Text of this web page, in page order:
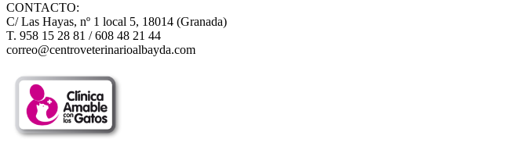
CONTACTO:
C/ Las Hayas, nº 1 local 5, 18014 (Granada)
T. 958 15 28 81 / 608 48 21 44
correo@centroveterinarioalbayda.com